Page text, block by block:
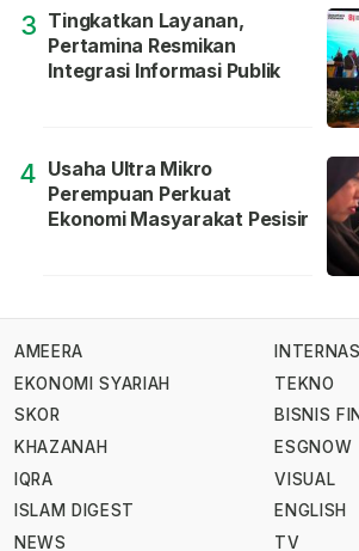
3 Tingkatkan Layanan,
Pertamina Resmikan
Integrasi Informasi Publik
4 Usaha Ultra Mikro
Perempuan Perkuat
Ekonomi Masyarakat Pesisir
AMEERA
EKONOMI SYARIAH
SKOR
KHAZANAH
IQRA
ISLAM DIGEST
NEWS
TEKNO
BISNIS
ESGNOW
VISUAL
ENGLISH
TV